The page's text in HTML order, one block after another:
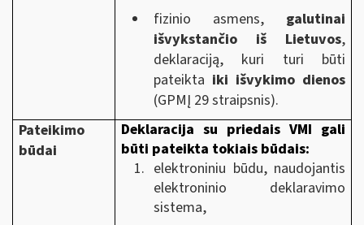
fizinio asmens, galutinai
išvykstančio iš Lietuvos,
deklaraciją, kuri turi būti
pateikta iki išvykimo dienos
(GPMĮ 29 straipsnis).
Pateikimo
būdai
Deklaracija su priedais VMI gali
būti pateikta tokiais būdais:
elektroniniu būdu, naudojantis
elektroninio deklaravimo
sistema,